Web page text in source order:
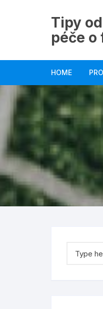
Tipy
péče o
HOME
for: